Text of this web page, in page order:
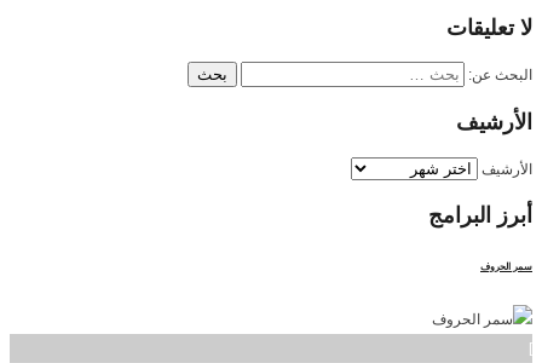
لاتعليقات
البحث عن:
الأرشيف
الأرشيف
أبرز البرامج
سمر الحروف
]